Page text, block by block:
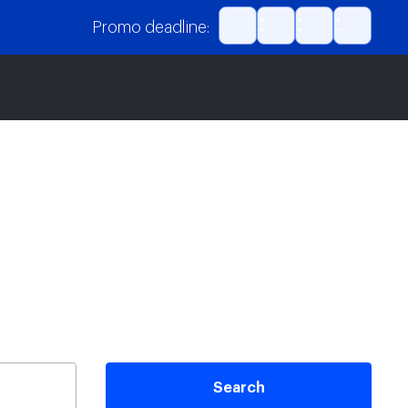
Promo deadline:
Search